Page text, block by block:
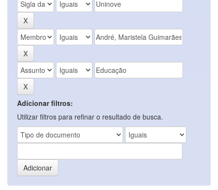
Adicionar filtros:
Utilizar filtros para refinar o resultado de busca.